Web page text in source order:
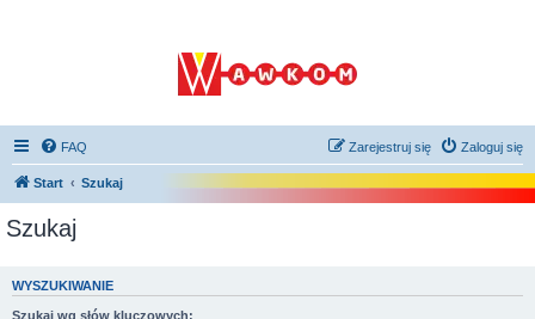
FAQ Zaloguj się
Zarejestruj się
Start Szukaj
Szukaj
WYSZUKIWANIE
Szukaj wg słów kluczowych: